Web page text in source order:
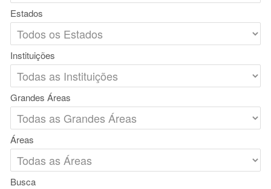
Estados
Instituições
Grandes Áreas
Áreas
Busca